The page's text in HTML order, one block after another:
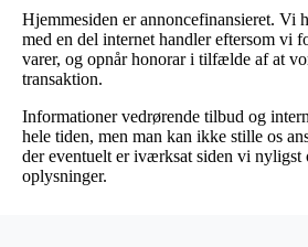
Hjemmesiden er annoncefinansieret. Vi
med en del internet handler eftersom vi
varer, og opnår honorar i tilfælde af at
transaktion.
Informationer vedrørende tilbud og
hele tiden, men man kan ikke stille os
der eventuelt er iværksat siden vi nyligst
oplysninger.